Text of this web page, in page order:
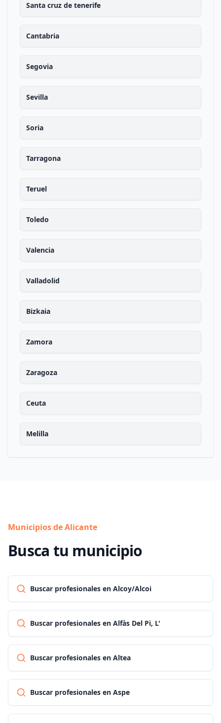
Santa cruz de tenerife
Cantabria
Segovia
Sevilla
Soria
Tarragona
Teruel
Toledo
Valencia
Valladolid
Bizkaia
Zamora
Zaragoza
Ceuta
Melilla
Municipios de Alicante
Busca tu municipio
Buscar profesionales en Alcoy/Alcoi
Buscar profesionales en Alfàs Del Pi, L'
Buscar profesionales en Altea
Buscar profesionales en Aspe